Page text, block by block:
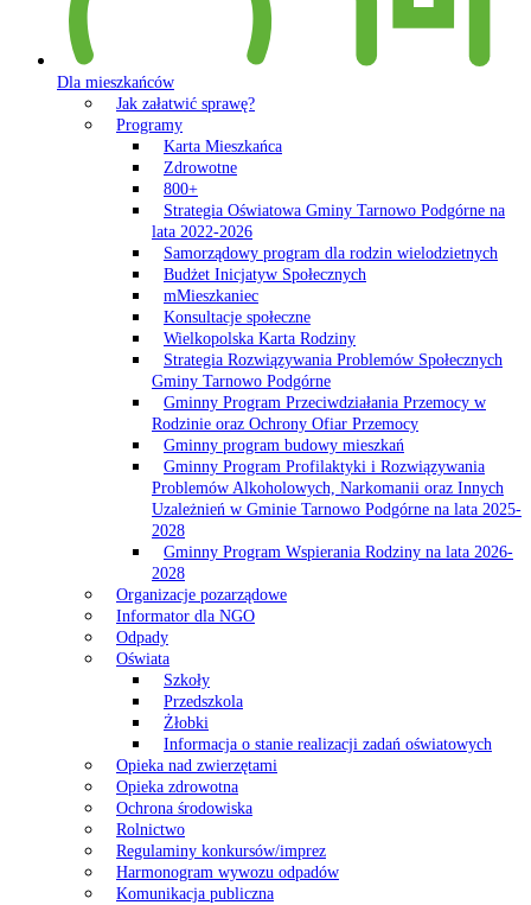
Dla mieszkańców
Jak załatwić sprawę?
Programy
Karta Mieszkańca
Zdrowotne
800+
Strategia Oświatowa Gminy Tarnowo Podgórne na
lata 2022-2026
Samorządowy program dla rodzin wielodzietnych
Budżet Inicjatyw Społecznych
mMieszkaniec
Konsultacje społeczne
Wielkopolska Karta Rodziny
Strategia Rozwiązywania Problemów Społecznych
Gminy Tarnowo Podgórne
Gminny Program Przeciwdziałania Przemocy w
Rodzinie oraz Ochrony Ofiar Przemocy
Gminny program budowy mieszkań
Gminny Program Profilaktyki i Rozwiązywania
Problemów Alkoholowych, Narkomanii oraz Innych
Uzależnień w Gminie Tarnowo Podgórne na lata 2025-
2028
Gminny Program Wspierania Rodziny na lata 2026-
2028
Organizacje pozarządowe
Informator dla NGO
Odpady
Oświata
Szkoły
Przedszkola
Żłobki
Informacja o stanie realizacji zadań oświatowych
Opieka nad zwierzętami
Opieka zdrowotna
Ochrona środowiska
Rolnictwo
Regulaminy konkursów/imprez
Harmonogram wywozu odpadów
Komunikacja publiczna